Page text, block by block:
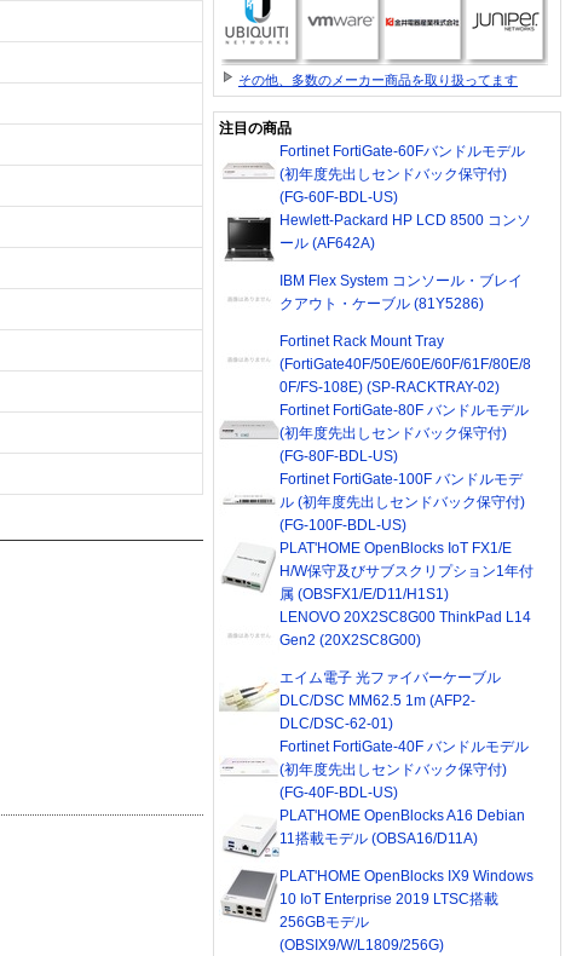
その他、多数のメーカー商品を取り扱ってます
注目の商品
Fortinet FortiGate-60Fバンドルモデル
(初年度先出しセンドバック保守付)
(FG-60F-BDL-US)
Hewlett-Packard HP LCD 8500 コンソ
ール (AF642A)
IBM Flex System コンソール・ブレイ
クアウト・ケーブル (81Y5286)
Fortinet Rack Mount Tray
(FortiGate40F/50E/60E/60F/61F/80E/8
0F/FS-108E) (SP-RACKTRAY-02)
Fortinet FortiGate-80F バンドルモデル
(初年度先出しセンドバック保守付)
(FG-80F-BDL-US)
Fortinet FortiGate-100F バンドルモデ
ル (初年度先出しセンドバック保守付)
(FG-100F-BDL-US)
PLAT'HOME OpenBlocks IoT FX1/E
H/W保守及びサブスクリプション1年付
属 (OBSFX1/E/D11/H1S1)
LENOVO 20X2SC8G00 ThinkPad L14
Gen2 (20X2SC8G00)
エイム電子 光ファイバーケーブル
DLC/DSC MM62.5 1m (AFP2-
DLC/DSC-62-01)
Fortinet FortiGate-40F バンドルモデル
(初年度先出しセンドバック保守付)
(FG-40F-BDL-US)
PLAT'HOME OpenBlocks A16 Debian
11搭載モデル (OBSA16/D11A)
PLAT'HOME OpenBlocks IX9 Windows
10 IoT Enterprise 2019 LTSC搭載
256GBモデル
(OBSIX9/W/L1809/256G)